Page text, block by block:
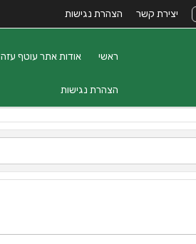
יצירת קשר הצהרת נגישות
ראשי אודות אתר עוטף עזה
הצהרת נגישות